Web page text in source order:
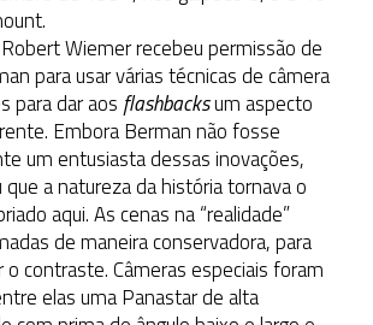
Wiemer recebeu permissão de
para usar várias técnicas de câmera
para dar aos flashbacksum aspecto
Embora Berman não fosse
um entusiasta dessas inovações,
que a natureza da história tornava o
aqui. As cenas na “realidade”
de maneira conservadora, para
o contraste. Câmeras especiais foram
elas uma Panastar de alta